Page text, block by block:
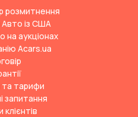
розмитнення
із США
на аукціонах
Acars.ua
та тарифи
запитання
клієнтів